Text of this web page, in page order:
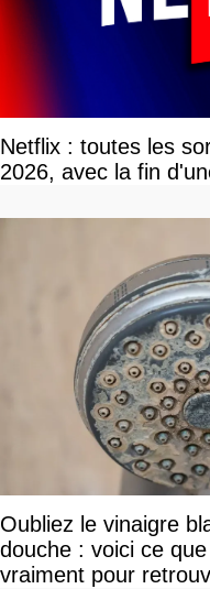
Netflix : toutes les
2026, avec la fin
Oubliez le vinaigre
douche : voici ce
vraiment pour